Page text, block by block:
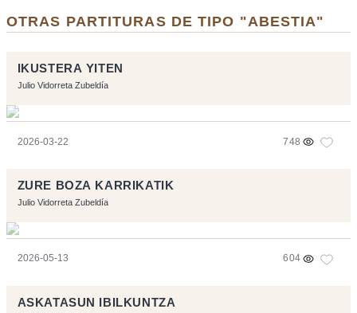
OTRAS PARTITURAS DE TIPO "ABESTIA"
IKUSTERA YITEN
Julio Vidorreta Zubeldía
2026-03-22 748
ZURE BOZA KARRIKATIK
Julio Vidorreta Zubeldía
2026-05-13 604
ASKATASUN IBILKUNTZA